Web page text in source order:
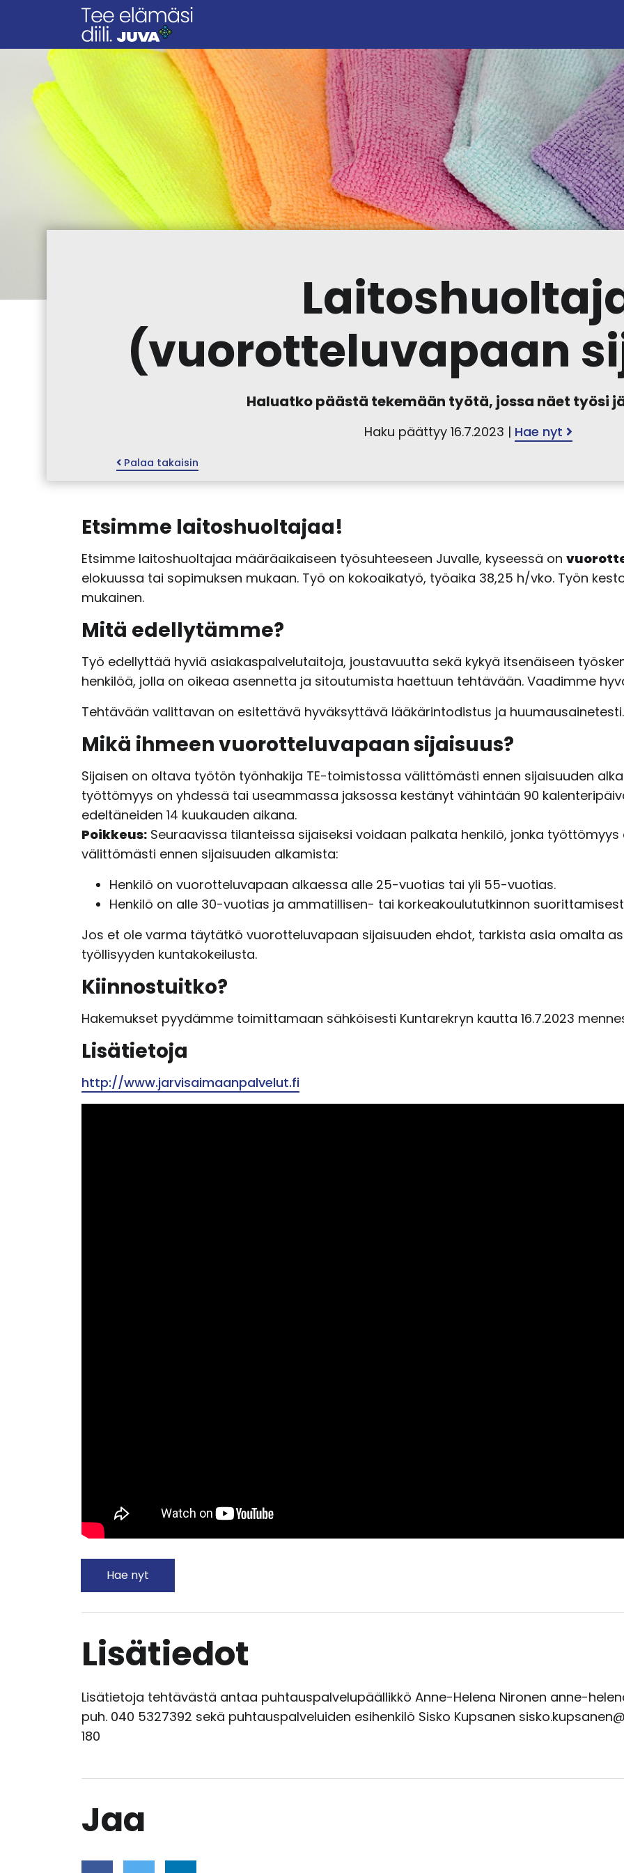
(vuorotteluvapaan
Haluatko päästä tekemään työtä, jossa näet työsi
Haku päättyy 16.7.2023 | Hae nyt
Palaa takaisin
Etsimme laitoshuoltajaa!
Etsimme laitoshuoltajaa määräaikaiseen työsuhteeseen Juvalle, kyseessä on
elokuussa tai sopimuksen mukaan. Työ on kokoaikatyö, työaika 38,25 h/vko. Työn kesto
mukainen.
Mitä edellytämme?
Työ edellyttää hyviä asiakaspalvelutaitoja, joustavuutta sekä kykyä itsenäiseen
henkilöä, jolla on oikeaa asennetta ja sitoutumista haettuun tehtävään. Vaadimme
Tehtävään valittavan on esitettävä hyväksyttävä lääkärintodistus ja huumausainetesti.
Mikä ihmeen vuorotteluvapaan sijaisuus?
Sijaisen on oltava työtön työnhakija TE-toimistossa välittömästi ennen sijaisuuden
työttömyys on yhdessä tai useammassa jaksossa kestänyt vähintään 90
edeltäneiden 14 kuukauden aikana.
Poikkeus: Seuraavissa tilanteissa sijaiseksi voidaan palkata henkilö, jonka
välittömästi ennen sijaisuuden alkamista:
Henkilö on vuorotteluvapaan alkaessa alle 25-vuotias tai yli 55-vuotias.
Henkilö on alle 30-vuotias ja ammatillisen- tai korkeakoulututkinnon
Jos et ole varma täytätkö vuorotteluvapaan sijaisuuden ehdot, tarkista asia omalta
työllisyyden kuntakokeilusta.
Kiinnostuitko?
Hakemukset pyydämme toimittamaan sähköisesti Kuntarekryn kautta 16.7.2023
Lisätietoja
http://www.jarvisaimaanpalvelut.fi
Hae nyt
Lisätiedot
Lisätietoja tehtävästä antaa puhtauspalvelupäällikkö Anne-Helena Nironen anne-
puh. 040 5327392 sekä puhtauspalveluiden esihenkilö Sisko Kupsanen
180
Jaa